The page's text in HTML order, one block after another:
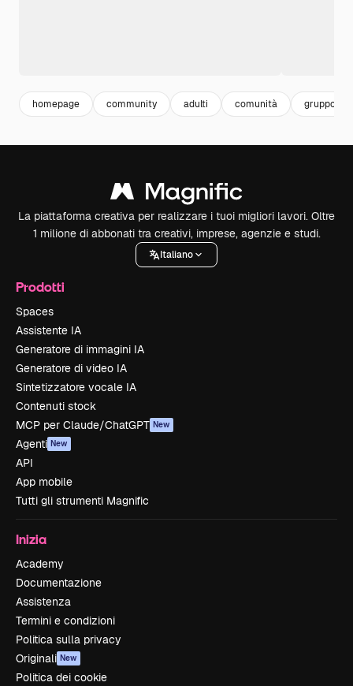
homepage community adulti comunità gruppo
La piattaforma creativa per realizzare i tuoi migliori lavori. Oltre
1 milione di abbonati tra creativi, imprese, agenzie e studi.
Italiano
Prodotti
Spaces
Assistente IA
Generatore di immagini IA
Generatore di video IA
Sintetizzatore vocale IA
Contenuti stock
MCP per Claude/ChatGPT New
Agenti New
API
App mobile
Tutti gli strumenti Magnific
Inizia
Academy
Documentazione
Assistenza
Termini e condizioni
Politica sulla privacy
Originali New
Politica dei cookie